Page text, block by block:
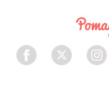
Facebook Twitter